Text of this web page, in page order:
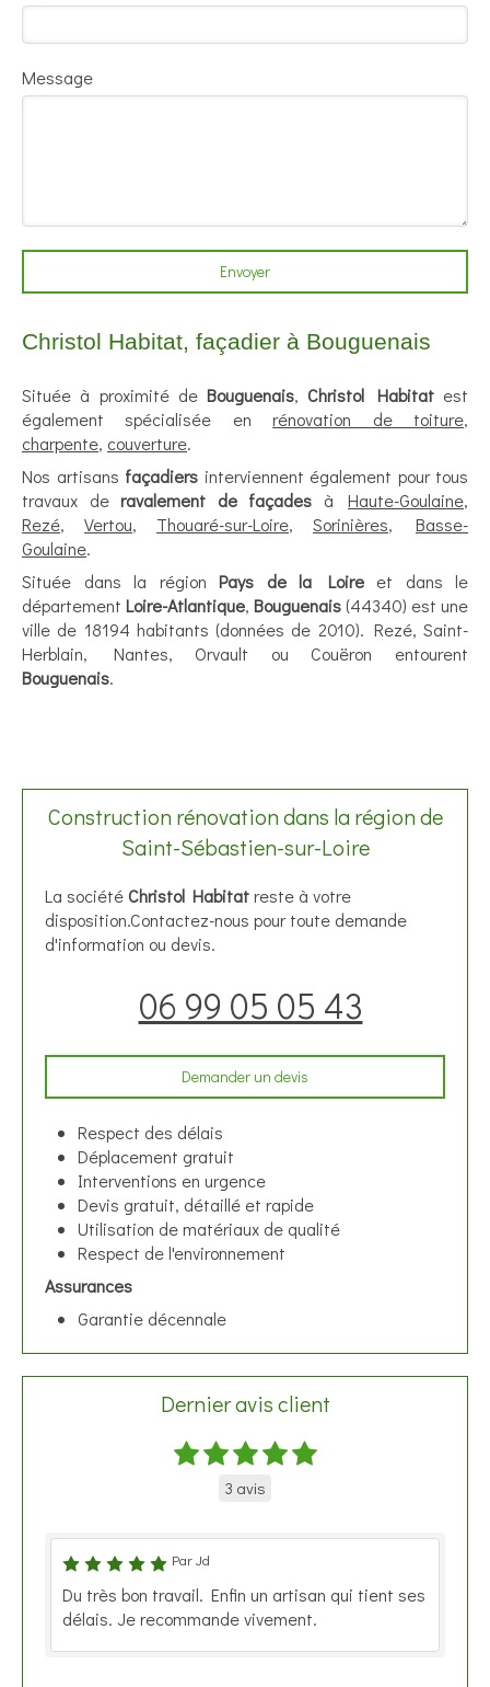
Message
Envoyer
Christol Habitat, façadier à Bouguenais
Située à proximité deBouguenais, Christol Habitatest
également spécialisée enrénovation de toiture,
charpente, couverture.
Nos artisans façadiers interviennent également pour tous
travaux de ravalement de façades à Haute-Goulaine,
Rezé, Vertou, Thouaré-sur-Loire, Sorinières, Basse-
Goulaine.
Située dans la région Pays de la Loireet dans le
département Loire-Atlantique, Bouguenais(44340) est une
ville de 18194 habitants (données de 2010). Rezé, Saint-
Herblain, Nantes, Orvault ou Couëron entourent
Bouguenais.
Construction rénovation dans la région de
Saint-Sébastien-sur-Loire
La société Christol Habitatreste à votre
disposition.Contactez-nous pour toute demande
d'information ou devis.
06 99 05 05 43
Demander un devis
Respect des délais
Déplacement gratuit
Interventions en urgence
Devis gratuit, détaillé et rapide
Utilisation de matériaux de qualité
Respect de l'environnement
Assurances
Garantie décennale
Dernier avis client
3 avis
Par Jd
Du très bon travail. Enfin un artisan qui tient ses
délais. Je recommande vivement.